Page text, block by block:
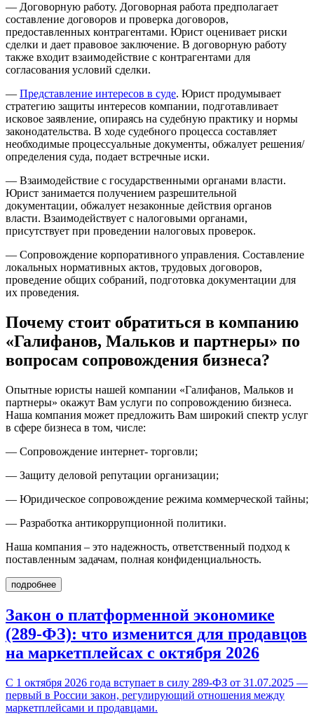
— Договорную работу. Договорная работа предполагает
составление договоров и проверка договоров,
предоставленных контрагентами. Юрист оценивает риски
сделки и дает правовое заключение. В договорную работу
также входит взаимодействие с контрагентами для
согласования условий сделки.
— Представление интересов в суде. Юрист продумывает
стратегию защиты интересов компании, подготавливает
исковое заявление, опираясь на судебную практику и нормы
законодательства. В ходе судебного процесса составляет
необходимые процессуальные документы, обжалует решения/
определения суда, подает встречные иски.
— Взаимодействие с государственными органами власти.
Юрист занимается получением разрешительной
документации, обжалует незаконные действия органов
власти. Взаимодействует с налоговыми органами,
присутствует при проведении налоговых проверок.
— Сопровождение корпоративного управления. Составление
локальных нормативных актов, трудовых договоров,
проведение общих собраний, подготовка документации для
их проведения.
Почему стоит обратиться в компанию
«Галифанов, Мальков и партнеры» по
вопросам сопровождения бизнеса?
Опытные юристы нашей компании «Галифанов, Мальков и
партнеры» окажут Вам услуги по сопровождению бизнеса.
Наша компания может предложить Вам широкий спектр услуг
в сфере бизнеса в том, числе:
— Сопровождение интернет- торговли;
— Защиту деловой репутации организации;
— Юридическое сопровождение режима коммерческой тайны;
— Разработка антикоррупционной политики.
Наша компания – это надежность, ответственный подход к
поставленным задачам, полная конфиденциальность.
подробнее
Закон о платформенной экономике
(289-ФЗ): что изменится для продавцов
на маркетплейсах с октября 2026
С 1 октября 2026 года вступает в силу 289-ФЗ от 31.07.2025 —
первый в России закон, регулирующий отношения между
маркетплейсами и продавцами.